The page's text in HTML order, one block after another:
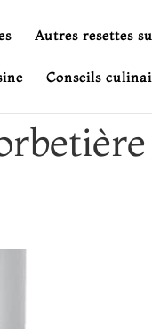
Autres resettes
Conseils